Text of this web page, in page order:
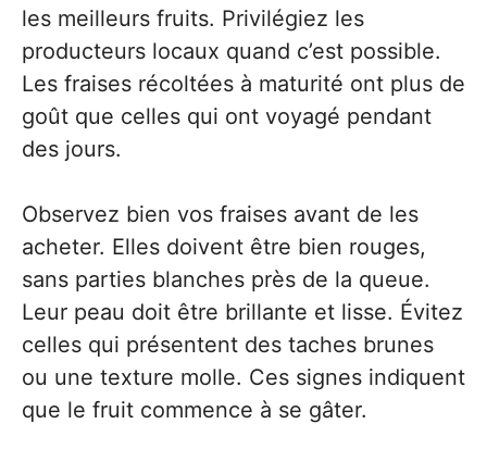
les meilleurs fruits. Privilégiez les
producteurs locaux quand c’est possible.
Les fraises récoltées à maturité ont plus de
goût que celles qui ont voyagé pendant
des jours.
Observez bien vos fraises avant de les
acheter. Elles doivent être bien rouges,
sans parties blanches près de la queue.
Leur peau doit être brillante et lisse. Évitez
celles qui présentent des taches brunes
ou une texture molle. Ces signes indiquent
que le fruit commence à se gâter.